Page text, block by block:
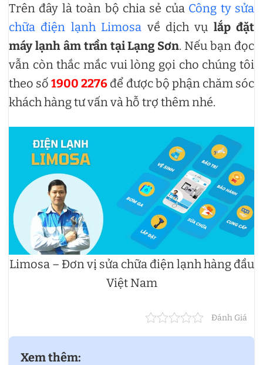
Trên đây là toàn bộ chia sẻ của Công ty sửa
chữa điện lạnh Limosa về dịch vụ lắp đặt
máy lạnh âm trần tại Lạng Sơn. Nếu bạn đọc
vẫn còn thắc mắc vui lòng gọi cho chúng tôi
theo số1900 2276 để được bộ phận chăm sóc
khách hàng tư vấn và hỗ trợ thêm nhé.
Limosa – Đơn vị sửa chữa điện lạnh hàng đầu
Việt Nam
Đánh Giá
Xem thêm: